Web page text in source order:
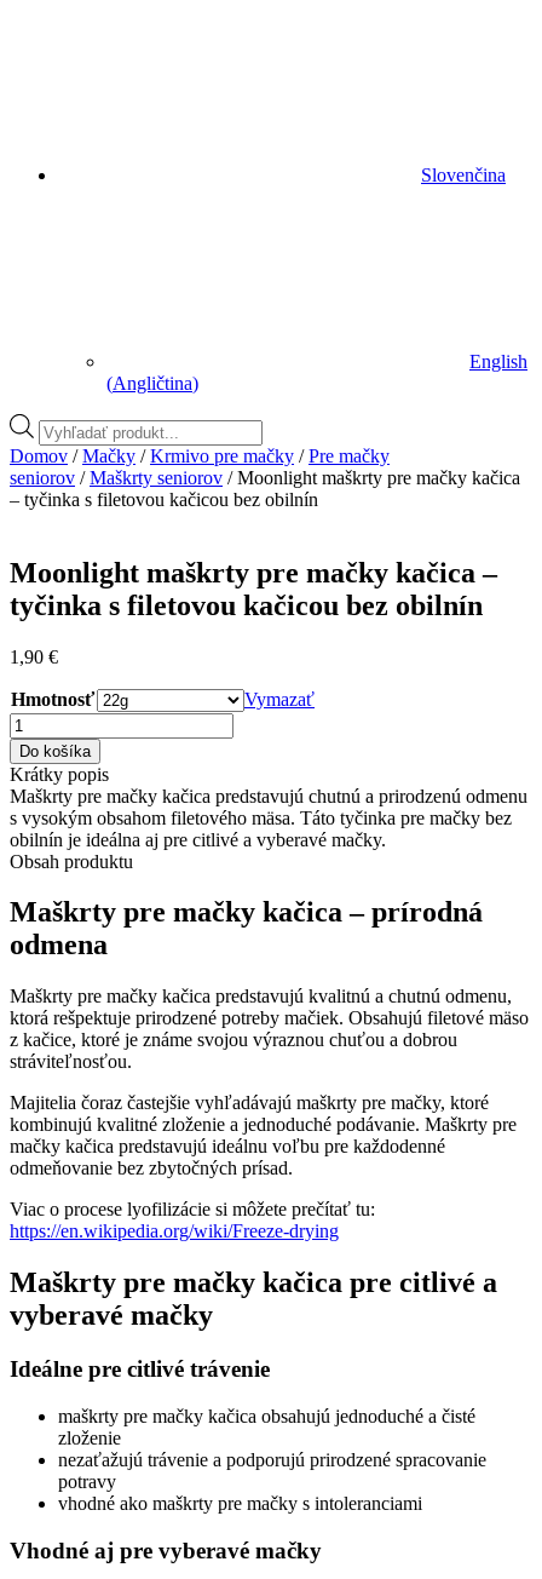
Slovenčina
English
(Angličtina)
Vyhľadávanie
produktov
Domov /Mačky /Krmivo pre mačky /Pre mačky
seniorov /Maškrty seniorov / Moonlight maškrty pre mačky kačica
– tyčinka s filetovou kačicou bez obilnín
Moonlight maškrty pre mačky kačica –
tyčinka s filetovou kačicou bez obilnín
1,90 €
Hmotnosť
Vymazať
množstvo
Moonlight
maškrty
pre
mačky
kačica
–
tyčinka
filetovou
kačicou
obilnín
Do košíka
Krátky popis
Maškrty pre mačky kačica predstavujú chutnú a prirodzenú odmenu
s vysokým obsahom filetového mäsa. Táto tyčinka pre mačky bez
obilnín je ideálna aj pre citlivé a vyberavé mačky.
Obsah produktu
Maškrty pre mačky kačica – prírodná
odmena
Maškrty pre mačky kačica predstavujú kvalitnú a chutnú odmenu,
ktorá rešpektuje prirodzené potreby mačiek. Obsahujú filetové mäso
z kačice, ktoré je známe svojou výraznou chuťou a dobrou
stráviteľnosťou.
Majitelia čoraz častejšie vyhľadávajú maškrty pre mačky, ktoré
kombinujú kvalitné zloženie a jednoduché podávanie. Maškrty pre
mačky kačica predstavujú ideálnu voľbu pre každodenné
odmeňovanie bez zbytočných prísad.
Viac o procese lyofilizácie si môžete prečítať tu:
https://en.wikipedia.org/wiki/Freeze-drying
Maškrty pre mačky kačica pre citlivé a
vyberavé mačky
Ideálne pre citlivé trávenie
maškrty pre mačky kačica obsahujú jednoduché a čisté
zloženie
nezaťažujú trávenie a podporujú prirodzené spracovanie
potravy
vhodné ako maškrty pre mačky s intoleranciami
Vhodné aj pre vyberavé mačky